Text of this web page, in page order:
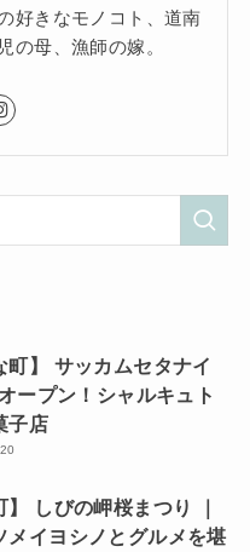
好きなモノコト、道南
の母、漁師の嫁。
町】 サッカムセタナイ
ープン！シャルキュト
子店
】 しびの岬桜まつり ｜
メイヨシノとグルメを堪